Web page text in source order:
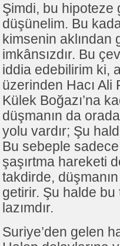
Şimdi, bu hipoteze
düşünelim. Bu
kimsenin aklından
imkânsızdır. Bu
iddia edebilirim ki,
üzerinden Hacı
Külek Boğazı’na
düşmanın da
yolu vardır; Şu
Bu sebeple
şaşırtma hareketi
takdirde,
getirir. Şu halde
lazımdır.
Suriye’den gelen